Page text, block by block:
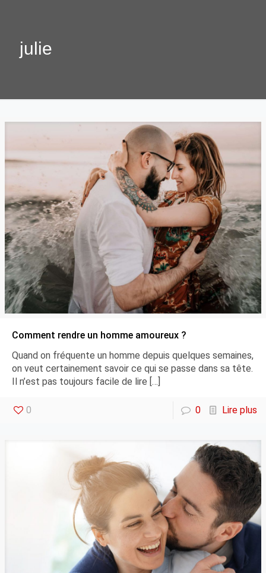
julie
Comment rendre un homme amoureux ?
Quand on fréquente un homme depuis quelques semaines,
on veut certainement savoir ce qui se passe dans sa tête.
Il n’est pas toujours facile de lire […]
0 0 Lire plus